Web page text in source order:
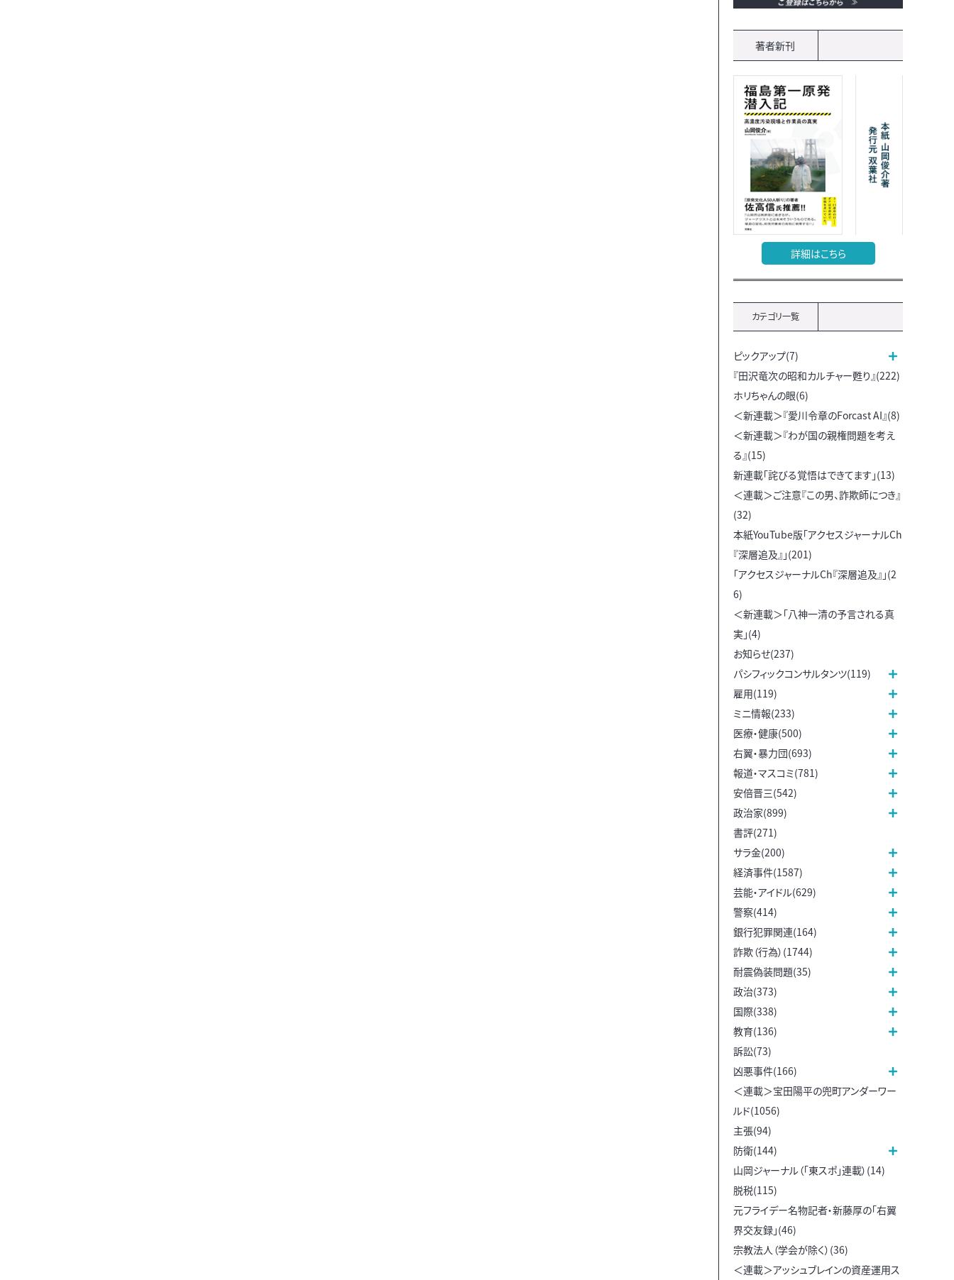
著者新刊
詳細はこちら
カテゴリ一覧
ピックアップ(7)
『田沢竜次の昭和カルチャー甦り』(222)
ホリちゃんの眼(6)
＜新連載＞『愛川令章のForcast AI』(8)
＜新連載＞『わが国の親権問題を考え
る』(15)
新連載「詫びる覚悟はできてます」(13)
＜連載＞ご注意『この男、詐欺師につき』
(32)
本紙YouTube版「アクセスジャーナルCh
『深層追及』」(201)
「アクセスジャーナルCh『深層追及』」(2
6)
＜新連載＞「八神一清の予言される真
実」(4)
お知らせ(237)
パシフィックコンサルタンツ(119)
雇用(119)
ミニ情報(233)
医療・健康(500)
右翼・暴力団(693)
報道・マスコミ(781)
安倍晋三(542)
政治家(899)
書評(271)
サラ金(200)
経済事件(1587)
芸能・アイドル(629)
警察(414)
銀行犯罪関連(164)
詐欺（行為）(1744)
耐震偽装問題(35)
政治(373)
国際(338)
教育(136)
訴訟(73)
凶悪事件(166)
＜連載＞宝田陽平の兜町アンダーワー
ルド(1056)
主張(94)
防衛(144)
山岡ジャーナル（「東スポ」連載）(14)
脱税(115)
元フライデー名物記者・新藤厚の「右翼
界交友録」(46)
宗教法人（学会が除く）(36)
＜連載＞アッシュブレインの資産運用ス